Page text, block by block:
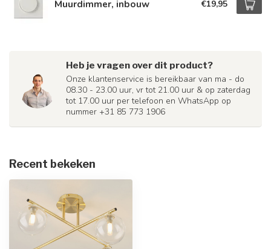
Muurdimmer, inbouw €19,95
Heb je vragen over dit product?
Onze klantenservice is bereikbaar van ma - do
08.30 - 23.00 uur, vr tot 21.00 uur & op zaterdag
tot 17.00 uur per telefoon en WhatsApp op
nummer +31 85 773 1906
Recent bekeken